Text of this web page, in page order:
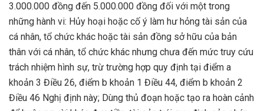
3.000.000 đồng đến 5.000.000 đồng đối với một trong
những hành vi: Hủy hoại hoặc cố ý làm hư hỏng tài sản của
cá nhân, tổ chức khác hoặc tài sản đồng sở hữu của bản
thân với cá nhân, tổ chức khác nhưng chưa đến mức truy cứu
trách nhiệm hình sự, trừ trường hợp quy định tại điểm a
khoản 3 Điều 26, điểm b khoản 1 Điều 44, điểm b khoản 2
Điều 46 Nghị định này; Dùng thủ đoạn hoặc tạo ra hoàn cảnh